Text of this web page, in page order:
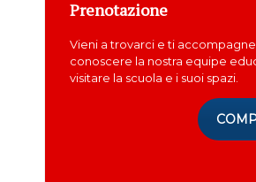
Prenotazione
Vieni a trovarci e ti
conoscere la nostra equipe
visitare la scuola e i suoi spazi.